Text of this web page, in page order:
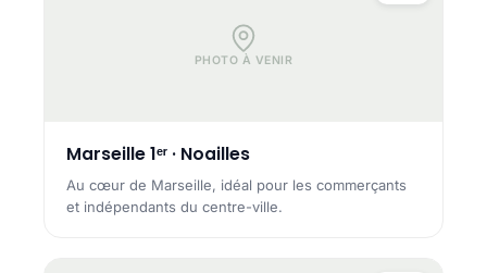
PHOTO À VENIR
Marseille 1ᵉʳ · Noailles
Au cœur de Marseille, idéal pour les commerçants
et indépendants du centre-ville.